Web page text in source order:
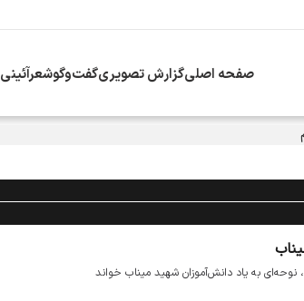
صفحه اصلیگزارش تصویریگفت‌وگوشعرآئینی
به یاد دانش‌آموزان شهید میناب خواند